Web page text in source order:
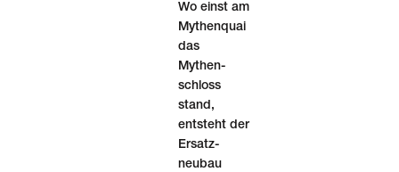
Wo einst am
Mythenquai
das
Mythen­
schloss
stand,
entsteht der
Ersatz­
neubau